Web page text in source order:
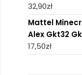
32,90zł
Mattel
Alex Gkt32
17,50zł